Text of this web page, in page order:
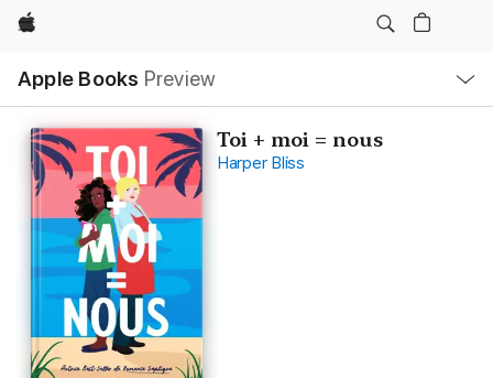
Apple
Apple Books Preview
Nav
Open
Menu
Toi + moi = nous
Harper Bliss